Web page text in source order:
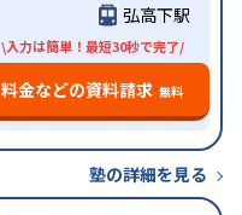
弘高下駅
\入力は簡単！最短30秒で完了/
料金などの資料請求 無料
塾の詳細を見る